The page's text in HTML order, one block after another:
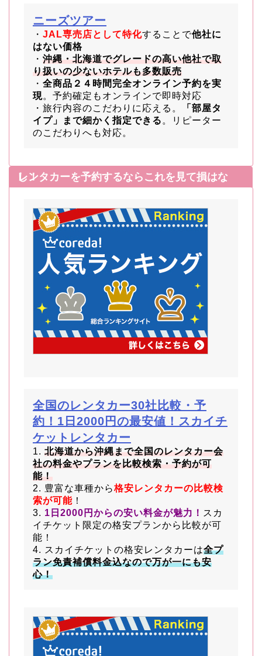
ニーズツアー
・ JAL専売店として特化することで他社に
はない価格
・ 沖縄・北海道でグレードの高い他社で取
り扱いの少ないホテルも多数販売
・ 全商品２４時間完全オンライン予約を実
現。予約確定もオンラインで即時対応
・旅行内容のこだわりに応える。
「部屋タ
イプ」まで細かく指定できる 。リピーター
のこだわりへも対応。
レンタカーを予約するならこれを見て損はなし！
全国のレンタカー30社比較・予
約！1日2000円の最安値！スカイチ
ケットレンタカー
1. 北海道から沖縄まで全国のレンタカー会
社の料金やプランを比較検索・予約が可
能！
2. 豊富な車種から格安レンタカーの比較検
索が可能 ！
3. 1日2000円からの安い料金が魅力！ スカ
イチケット限定の格安プランから比較が可
能！
4. スカイチケットの格安レンタカーは全プ
ラン免責補償料金込なので万が一にも安
心！